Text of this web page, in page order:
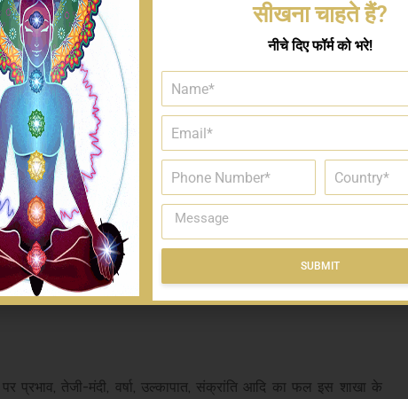
कल्मषम्॥
गणित है। पंचाग का निर्माण इसी से सम्भव है। बोलचाल में इसे गणित
प्रभाव, तेजी-मंदी, वर्षा, उल्कापात, संक्रांति आदि का फल इस शाखा के
सीखना चाहते हैं?
नीचे दिए फॉर्म को भरे!
SUBMIT